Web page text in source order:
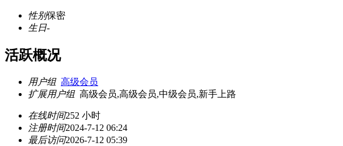
性别保密
生日-
活跃概况
用户组 高级会员
扩展用户组 高级会员,高级会员,中级会员,新手上路
在线时间252 小时
注册时间2024-7-12 06:24
最后访问2026-7-12 05:39